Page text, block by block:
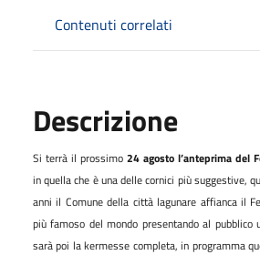
Contenuti correlati
Descrizione
Si terrà il prossimo 24 agosto l’anteprima del
in quella che è una delle cornici più suggestive,
anni il Comune della città lagunare affianca il
più famoso del mondo presentando al pubblico
sarà poi la kermesse completa, in programma